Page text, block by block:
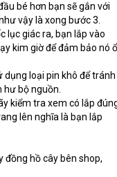
bé hơn bạn sẽ gắn với
vậy là xong bước 3.
lục giác ra, bạn lắp vào
kim giờ để đảm bảo nó
dụng loại pin khô để tránh
hư bộ nguồn.
kiểm tra xem có lắp
lên nghĩa là bạn lắp
đồng hồ cây bên shop,